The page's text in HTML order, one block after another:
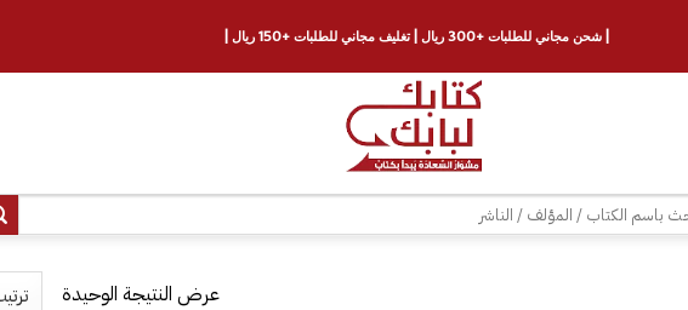
عرض النتيجة الوحيدة
| شحن مجاني للطلبات +300 ريال | تغليف مجاني للطلبات +150 ريال |